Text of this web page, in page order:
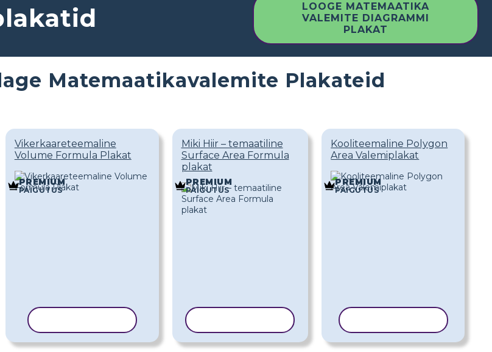
LOOGE MATEMAATIKA
VALEMITE DIAGRAMMI
PLAKAT
Matemaatikavalemite Plakateid
Vikerkaareteemaline
Volume Formula Plakat
PREMIUM
PAIGUTUS
Miki Hiir – temaatiline
Surface Area Formula
plakat
PREMIUM
PAIGUTUS
Kooliteemaline Polygon
Area Valemiplakat
PREMIUM
PAIGUTUS